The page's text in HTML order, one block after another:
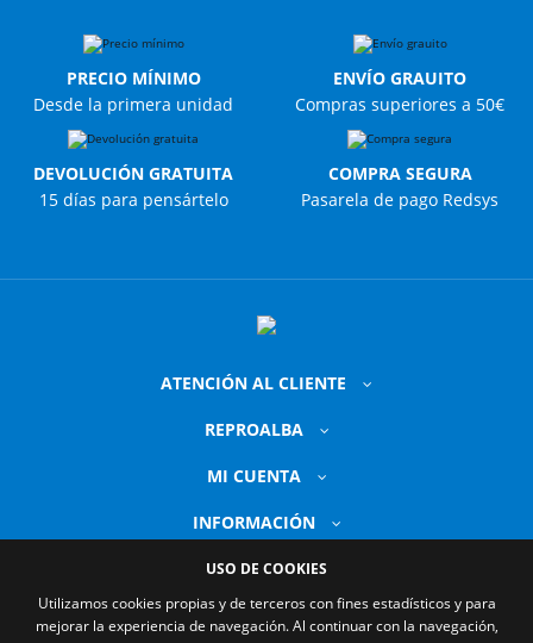
PRECIO MÍNIMO
Desde la primera unidad
ENVÍO GRAUITO
Compras superiores a 50€
DEVOLUCIÓN GRATUITA
15 días para pensártelo
COMPRA SEGURA
Pasarela de pago Redsys
ATENCIÓN AL CLIENTE
REPROALBA
MI CUENTA
INFORMACIÓN
USO DE COOKIES
Utilizamos cookies propias y de terceros con fines estadísticos y para
mejorar la experiencia de navegación. Al continuar con la navegación,